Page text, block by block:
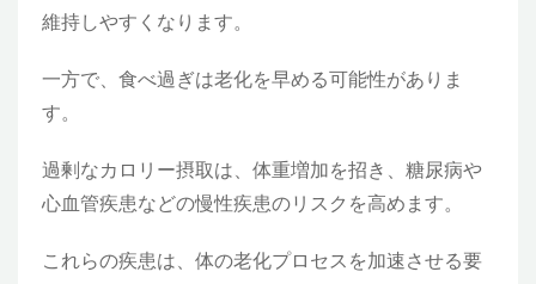
維持しやすくなります。
一方で、食べ過ぎは老化を早める可能性がありま
す。
過剰なカロリー摂取は、体重増加を招き、糖尿病や
心血管疾患などの慢性疾患のリスクを高めます。
これらの疾患は、体の老化プロセスを加速させる要